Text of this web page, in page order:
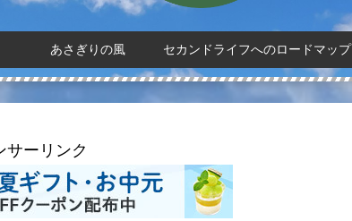
あさぎりの風 セカンドライフへのロードマップ
サーリンク